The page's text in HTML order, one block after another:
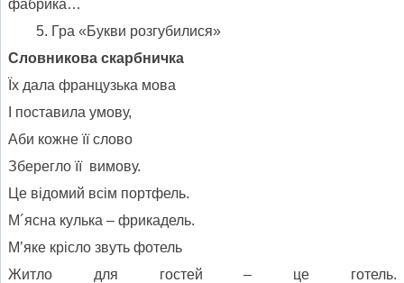
фабрика…
Гра «Букви розгубилися»
Словникова скарбничка
Їх дала французька мова
І поставила умову,
Аби кожне її слово
Зберегло її вимову.
Це відомий всім портфель.
М´ясна кулька – фрикадель.
М’яке крісло звуть фотель
Житло для гостей – це готель.